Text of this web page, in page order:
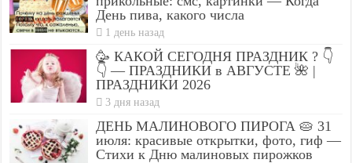
День пива, какого числа
1 день назад
🥳 КАКОЙ СЕГОДНЯ ПРАЗДНИК ? 👇
👇 — ПРАЗДНИКИ в АВГУСТЕ 🌺 |
ПРАЗДНИКИ 2026
3 дня назад
ДЕНЬ МАЛИНОВОГО ПИРОГА 🥧 31
июля: красивые открытки, фото, гиф —
Стихи к Дню малиновых пирожков